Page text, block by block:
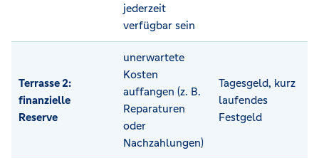
jederzeit
verfügbar sein
Terrasse 2:
finanzielle
Reserve
unerwartete
Kosten
auffangen (z. B.
Reparaturen
oder
Nachzahlungen)
Tagesgeld, kurz
laufendes
Festgeld